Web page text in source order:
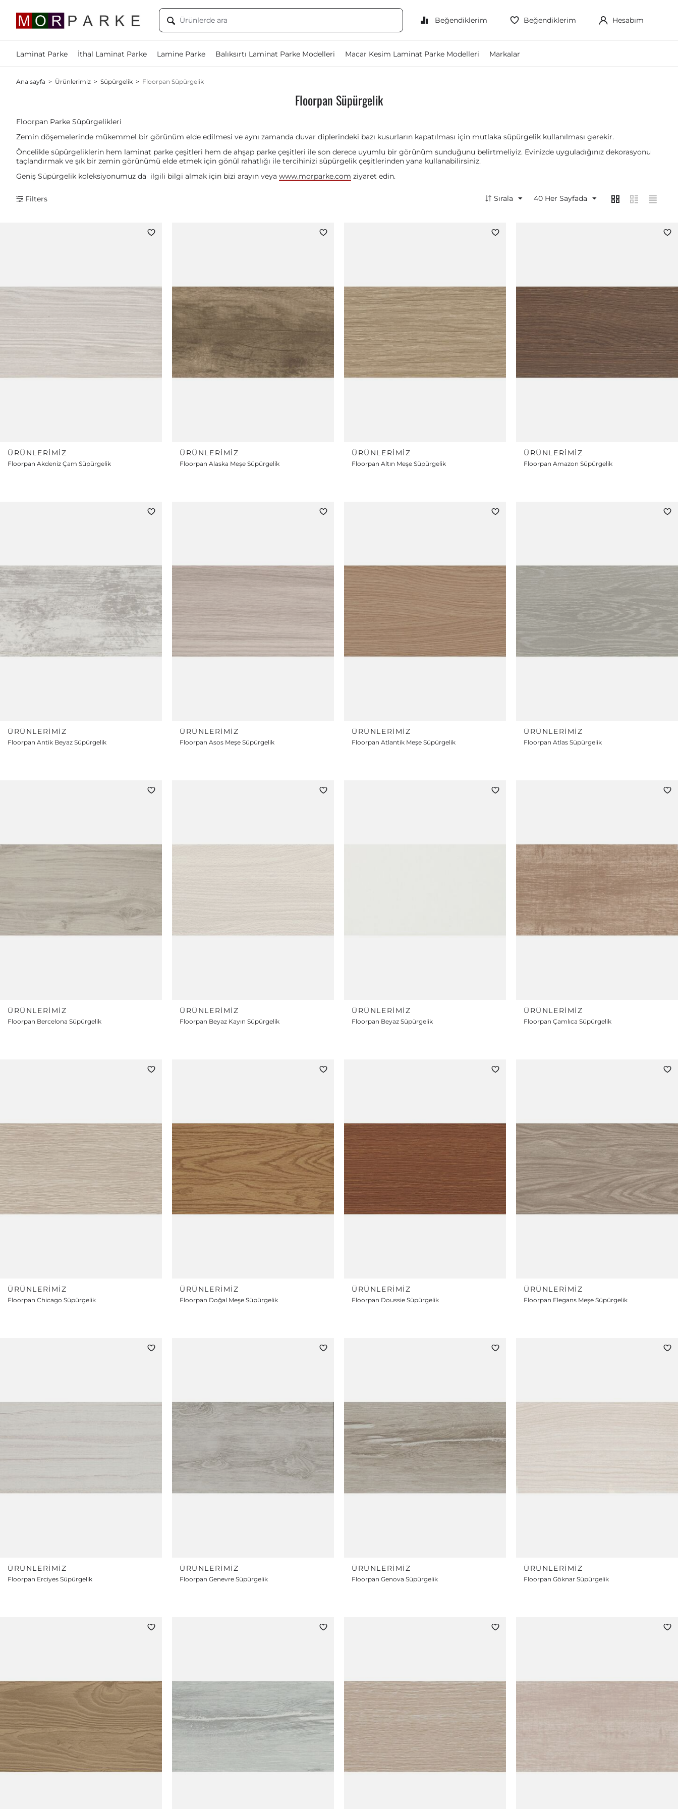
Beğendiklerim Beğendiklerim Hesabım
Laminat Parke İthal Laminat Parke Lamine Parke Balıksırtı Laminat Parke Modelleri Macar Kesim Laminat Parke Modelleri Markalar
Ana sayfa > Ürünlerimiz > Süpürgelik > Floorpan Süpürgelik
Floorpan Süpürgelik
Floorpan Parke Süpürgelikleri
Zemin döşemelerinde mükemmel bir görünüm elde edilmesi ve aynı zamanda duvar diplerindeki bazı kusurların kapatılması için mutlaka süpürgelik kullanılması gerekir.
Öncelikle süpürgeliklerin hem laminat parke çeşitleri hem de ahşap parke çeşitleri ile son derece uyumlu bir görünüm sunduğunu belirtmeliyiz. Evinizde uyguladığınız dekorasyonu
taçlandırmak ve şık bir zemin görünümü elde etmek için gönül rahatlığı ile tercihinizi süpürgelik çeşitlerinden yana kullanabilirsiniz.
Geniş Süpürgelik koleksiyonumuz da ilgili bilgi almak için bizi arayın veya www.morparke.com ziyaret edin.
Filters Sırala 40 Her Sayfada
ÜRÜNLERIMIZ
Floorpan Akdeniz Çam Süpürgelik
ÜRÜNLERIMIZ
Floorpan Alaska Meşe Süpürgelik
ÜRÜNLERIMIZ
Floorpan Altın Meşe Süpürgelik
ÜRÜNLERIMIZ
Floorpan Amazon Süpürgelik
ÜRÜNLERIMIZ
Floorpan Antik Beyaz Süpürgelik
ÜRÜNLERIMIZ
Floorpan Asos Meşe Süpürgelik
ÜRÜNLERIMIZ
Floorpan Atlantik Meşe Süpürgelik
ÜRÜNLERIMIZ
Floorpan Atlas Süpürgelik
ÜRÜNLERIMIZ
Floorpan Bercelona Süpürgelik
ÜRÜNLERIMIZ
Floorpan Beyaz Kayın Süpürgelik
ÜRÜNLERIMIZ
Floorpan Beyaz Süpürgelik
ÜRÜNLERIMIZ
Floorpan Çamlıca Süpürgelik
ÜRÜNLERIMIZ
Floorpan Chicago Süpürgelik
ÜRÜNLERIMIZ
Floorpan Doğal Meşe Süpürgelik
ÜRÜNLERIMIZ
Floorpan Doussie Süpürgelik
ÜRÜNLERIMIZ
Floorpan Elegans Meşe Süpürgelik
ÜRÜNLERIMIZ
Floorpan Erciyes Süpürgelik
ÜRÜNLERIMIZ
Floorpan Genevre Süpürgelik
ÜRÜNLERIMIZ
Floorpan Genova Süpürgelik
ÜRÜNLERIMIZ
Floorpan Göknar Süpürgelik